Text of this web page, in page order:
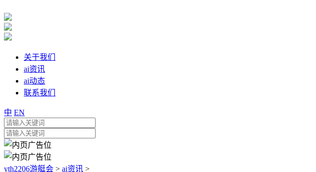
关于我们
ai资讯
ai动态
联系我们
中 EN
yth2206游艇会 > ai资讯 >